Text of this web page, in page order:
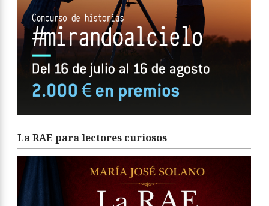
La RAE para lectores curiosos